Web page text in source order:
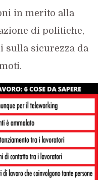
in merito alla
di politiche,
sulla sicurezza da